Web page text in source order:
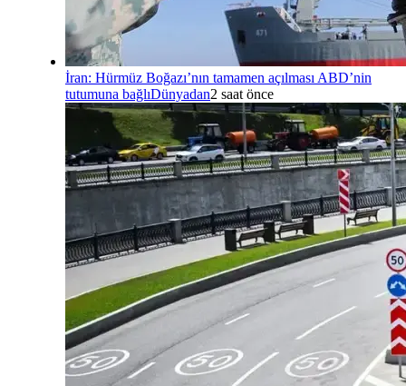
İran: Hürmüz Boğazı’nın tamamen açılması ABD’nin
tutumuna bağlıDünyadan2 saat önce